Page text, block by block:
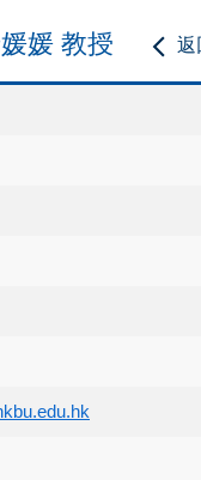
返
媛 教授